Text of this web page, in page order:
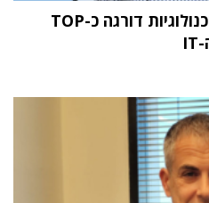
מחקר STKI השנתי: וואן טכנולוגיות דורגה כ-TOP